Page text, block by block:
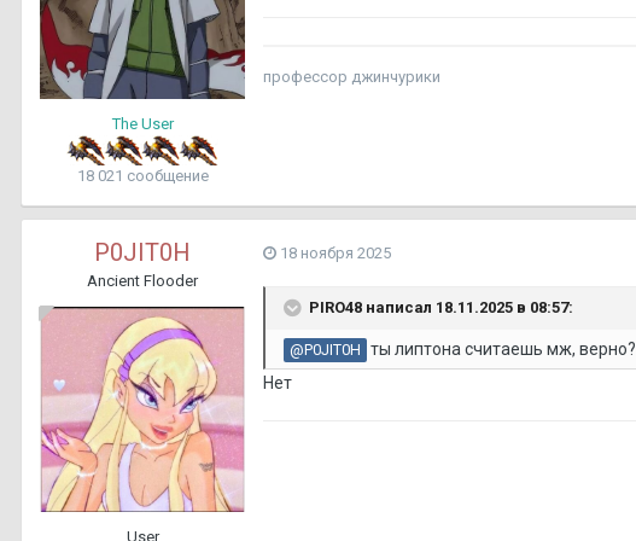
The User
18 021 сообщение
профессор джинчурики
P0JIT0H
Ancient Flooder
User
18 ноября 2025
PIRO48 написал 18.11.2025 в 08:57:
@P0JIT0H ты липтона считаешь мж, верно?
Нет